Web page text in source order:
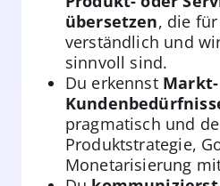
übersetzen, die
verständlich und
sinnvoll sind.
Du erkennst
pragmatisch und
Produktstrategie,
Monetarisierung